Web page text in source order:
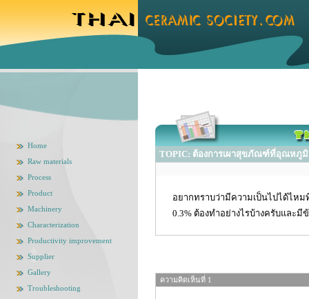
Home
Raw materials
Process
Product
Machinery
Characterization
Productivity improvement
Supplier
Gallery
Troubleshooting
TOPIC: ต้องการเผาสุขภัณฑ์ที่อุณหภูมิ
อยากทราบว่ามีความเป็นไปได้ไห
0.3% ต้องทำอย่างไรบ้างครับและมี
ความคิดเห็นที่ 1